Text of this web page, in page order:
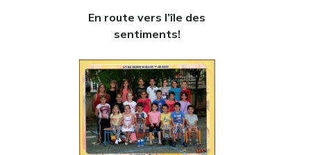
En route vers l’île des
sentiments!